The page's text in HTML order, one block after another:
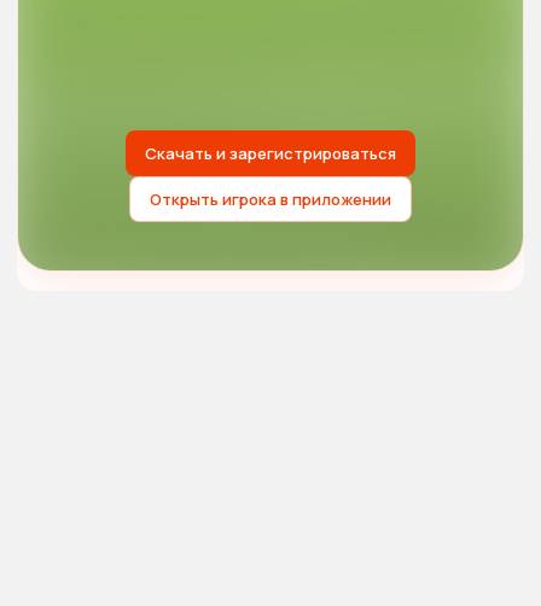
Скачать и зарегистрироваться
Открыть игрока в приложении